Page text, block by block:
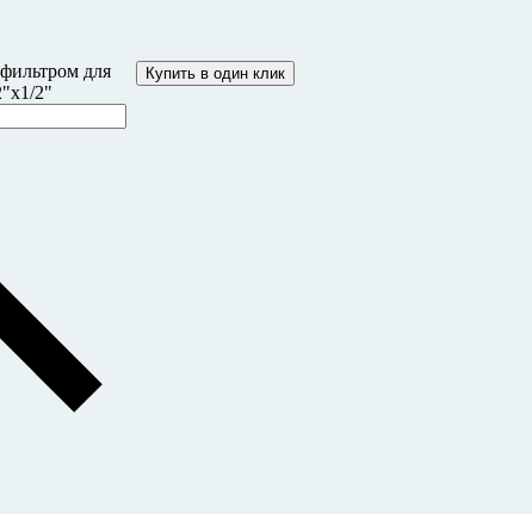
для
2"
Купить в один клик